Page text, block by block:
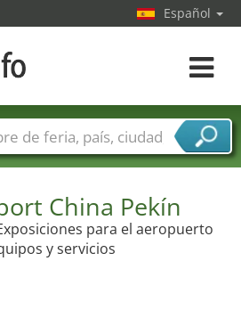
China Pekín
para el aeropuerto
y servicios
Español
toggle
Países
Ciudades
de servicios